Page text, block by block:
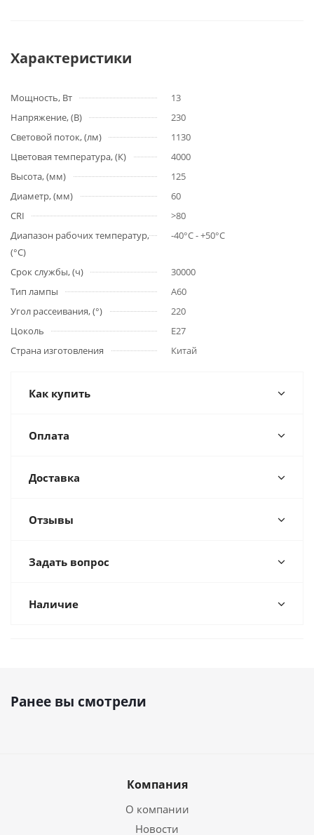
Характеристики
Мощность, Вт
13
Напряжение, (В)
230
Световой поток, (лм)
1130
Цветовая температура, (К)
4000
Высота, (мм)
125
Диаметр, (мм)
60
CRI
>80
Диапазон рабочих температур,
(°С)
-40°C - +50°C
Срок службы, (ч)
30000
Тип лампы
A60
Угол рассеивания, (°)
220
Цоколь
E27
Страна изготовления
Китай
Как купить
Оплата
Доставка
Отзывы
Задать вопрос
Наличие
Ранее вы смотрели
Компания
О компании
Новости